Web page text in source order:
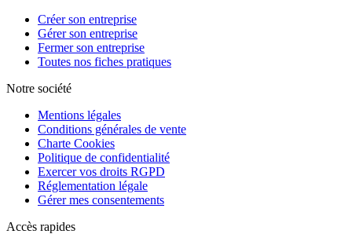
Créer son entreprise
Gérer son entreprise
Fermer son entreprise
Toutes nos fiches pratiques
Notre société
Mentions légales
Conditions générales de vente
Charte Cookies
Politique de confidentialité
Exercer vos droits RGPD
Réglementation légale
Gérer mes consentements
Accès rapides